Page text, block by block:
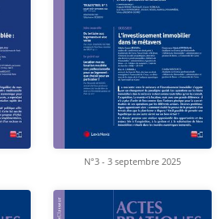
N°3 - 3 septembre 2025